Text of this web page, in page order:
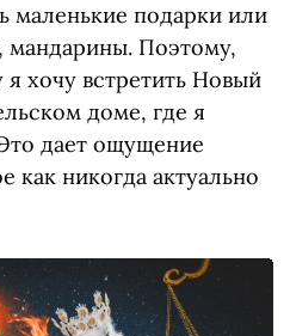
маленькие подарки или
Поэтому,
я хочу встретить Новый
доме, где я
дает ощущение
как никогда актуально